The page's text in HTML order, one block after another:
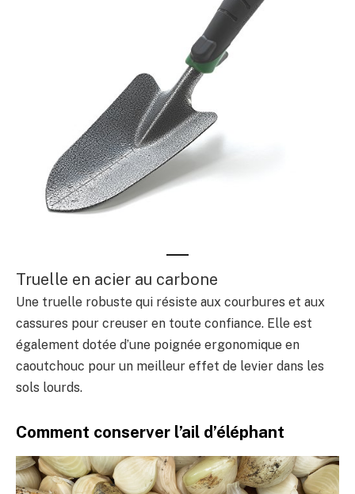
Truelle en acier au carbone
Une truelle robuste qui résiste aux courbures et aux
cassures pour creuser en toute confiance. Elle est
également dotée d’une poignée ergonomique en
caoutchouc pour un meilleur effet de levier dans les
sols lourds.
Comment conserver l’ail d’éléphant